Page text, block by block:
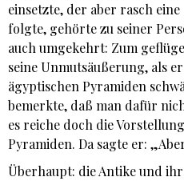
einsetzte, der aber rasch
folgte, gehörte zu seiner
auch umgekehrt: Zum
seine Unmutsäußerung, als
ägyptischen Pyramiden
bemerkte, daß man dafür
es reiche doch die
Pyramiden. Da sagte er:
Überhaupt: die Antike und